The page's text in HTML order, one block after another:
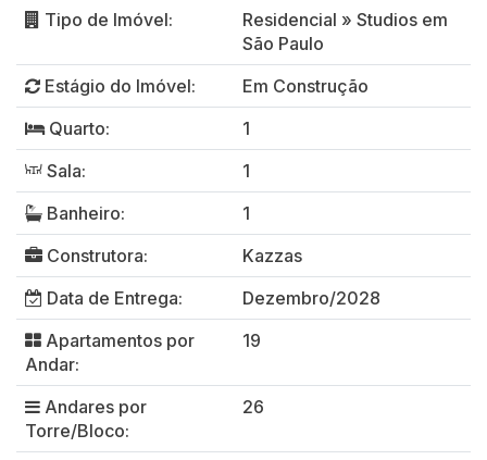
Tipo de Imóvel: Residencial » Studios em
São Paulo
Estágio do Imóvel:
Em Construção
Quarto:
1
Sala:
1
Banheiro:
1
Construtora:
Kazzas
Data de Entrega:
Dezembro/2028
Apartamentos por
Andar:
19
Andares por
Torre/Bloco:
26